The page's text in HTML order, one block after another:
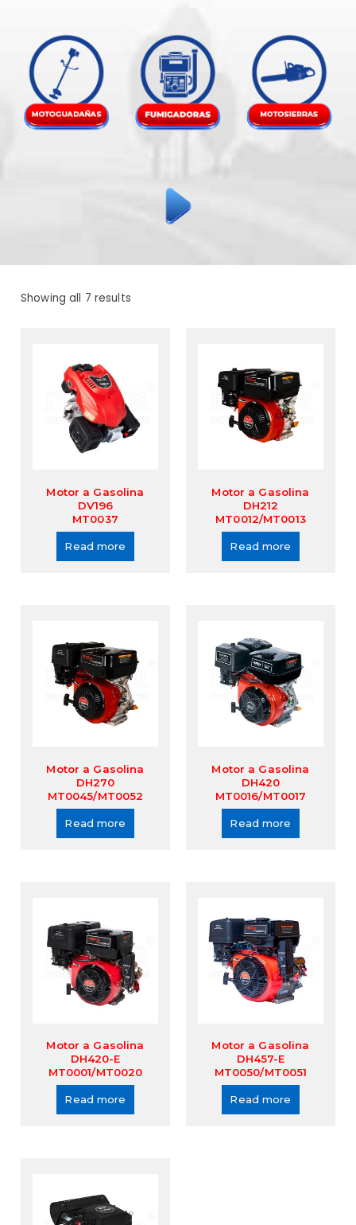
Showing all 7 results
Motor a Gasolina
DV196
MT0037
Read more
Motor a Gasolina
DH212
MT0012/MT0013
Read more
Motor a Gasolina
DH270
MT0045/MT0052
Read more
Motor a Gasolina
DH420
MT0016/MT0017
Read more
Motor a Gasolina
DH420-E
MT0001/MT0020
Read more
Motor a Gasolina
DH457-E
MT0050/MT0051
Read more